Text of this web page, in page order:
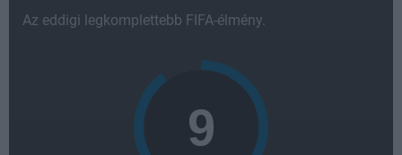
Az eddigi legkomplettebb FIFA-élmény.